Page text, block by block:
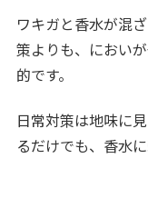
ワキガと香水が混
策よりも、におい
的です。
日常対策は地味に
るだけでも、香水